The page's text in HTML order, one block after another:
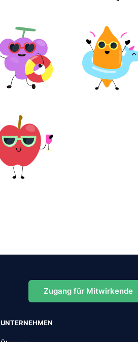
Zugang für Mitwirkende
UNTERNEHMEN